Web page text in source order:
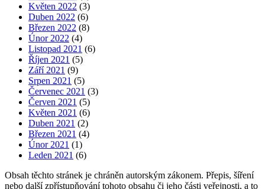
Květen 2022 (3)
Duben 2022 (6)
Březen 2022 (8)
Únor 2022 (4)
Listopad 2021 (6)
Říjen 2021 (5)
Září 2021 (9)
Srpen 2021 (5)
Červenec 2021 (3)
Červen 2021 (5)
Květen 2021 (6)
Duben 2021 (2)
Březen 2021 (4)
Únor 2021 (1)
Leden 2021 (6)
Obsah těchto stránek je chráněn autorským zákonem. Přepis, šíření
nebo další zpřístupňování tohoto obsahu či jeho části veřejnosti, a to